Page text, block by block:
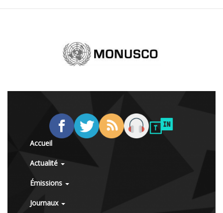
Accueil
Actualité
Émissions
Journaux